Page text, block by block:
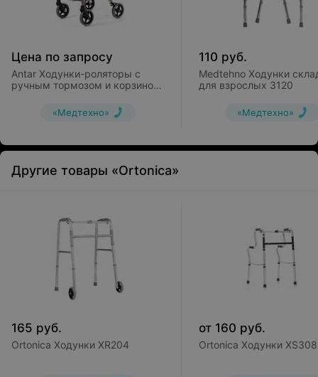
Цена по запросу
Antar Ходунки-роляторы с
ручным тормозом и корзиной,
«Медтехно»
110 руб.
Medtehno Ходунки
для взрослых 3120
«Медтехно»
Другие товары «Ortonica»
165 руб.
Ortonica Ходунки XR204
от 160 руб.
Ortonica Ходунки XS308